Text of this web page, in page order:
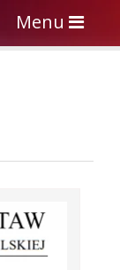
Toggle
navigation
Menu